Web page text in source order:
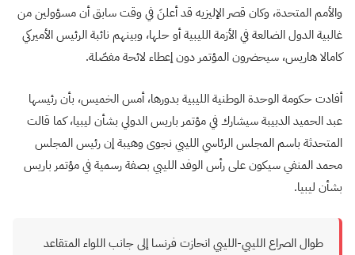
والأمم المتحدة، وكان قصر الإليزيه قد أعلنَ في وقت سابق أن مسؤولين من
غالبية الدول الضالعة في الأزمة الليبية أو حلها، وبينهم نائبة الرئيس الأميركي
كامالا هاريس، سيحضرون المؤتمر دون إعطاء لائحة مفصّلة.
أفادت حكومة الوحدة الوطنية الليبية بدورها، أمس الخميس، بأن رئيسها
عبد الحميد الدبيبة سيشارك في مؤتمر باريس الدولي بشأن ليبيا، كما قالت
المتحدثة باسم المجلس الرئاسي الليبي نجوى وهيبة إن رئيس المجلس
محمد المنفي سيكون على رأس الوفد الليبي بصفة رسمية في مؤتمر باريس
بشأن ليبيا.
طوال الصراع الليبي-الليبي انحازت فرنسا إلى جانب اللواء المتقاعد